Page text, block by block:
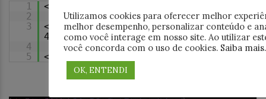
1
</span>
2
3
<span style="font-weight:
400;">terraform state list</span>
4
5
<span style="font-weight: 400;">
Utilizamos cookies para oferecer melhor
melhor desempenho, personalizar conteúdo e
como você interage em nosso site. Ao utilizar
você concorda com o uso de cookies. Saiba mais.
OK, ENTENDI